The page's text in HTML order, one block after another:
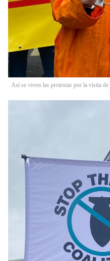
Así se viven las protestas por la visita